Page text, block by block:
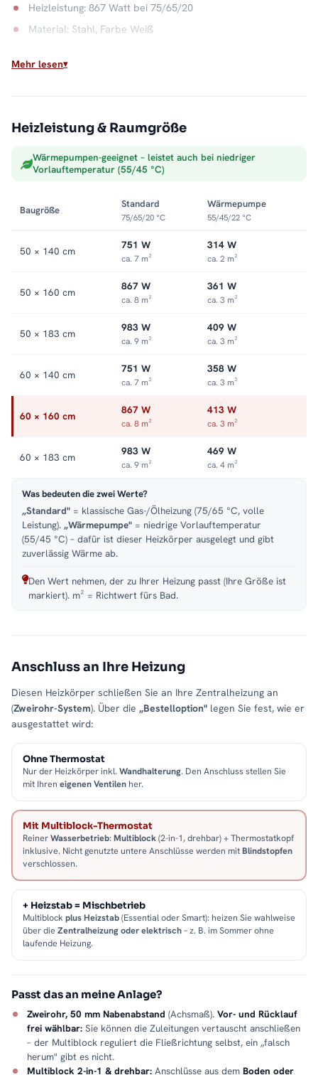
Heizleistung: 867 Watt bei 75/65/20
Material: Stahl, Farbe Weiß
Max. Betriebsdruck: 5 bar
Sauber ins Heizsystem integriert
der Zentralheizung und wandelt deren Wärme in trockene,
Auflegen leicht, die Optik bleibt aufgeräumt. Alle Größen und
Ausführungen finden Sie in der Kategorie
Handtuchheizkörper
Mehr lesen
Heizleistung & Raumgröße
Wärmepumpen-geeignet – leistet auch bei niedriger
Vorlauftemperatur (55/45 °C)
Baugröße
Standard
75/65/20 °C
Wärmepumpe
55/45/22 °C
50 × 140 cm 751 W
ca. 7 m²
314 W
ca. 2 m²
50 × 160 cm 867 W
ca. 8 m²
361 W
ca. 3 m²
50 × 183 cm 983 W
ca. 9 m²
409 W
ca. 3 m²
60 × 140 cm 751 W
ca. 7 m²
358 W
ca. 3 m²
60 × 160 cm 867 W
ca. 8 m²
413 W
ca. 3 m²
60 × 183 cm 983 W
ca. 9 m²
469 W
ca. 4 m²
Was bedeuten die zwei Werte?
„Standard" = klassische Gas-/Ölheizung (75/65 °C, volle
Leistung). „Wärmepumpe" = niedrige Vorlauftemperatur
(55/45 °C) – dafür ist dieser Heizkörper ausgelegt und gibt
zuverlässig Wärme ab.
Den Wert nehmen, der zu Ihrer Heizung passt (Ihre Größe ist
markiert). m² = Richtwert fürs Bad.
Anschluss an Ihre Heizung
Diesen Heizkörper schließen Sie an Ihre Zentralheizung an
(Zweirohr-System). Über die „Bestelloption" legen Sie fest, wie er
ausgestattet wird:
Ohne Thermostat
Nur der Heizkörper inkl. Wandhalterung. Den Anschluss stellen Sie
mit Ihren eigenen Ventilen her.
Mit Multiblock-Thermostat
ReinerWasserbetrieb: Multiblock(2-in-1, drehbar) + Thermostatkopf
inklusive. Nicht genutzte untere Anschlüsse werden mitBlindstopfen
verschlossen.
+ Heizstab = Mischbetrieb
Multiblock plus Heizstab(Essential oder Smart): heizen Sie wahlweise
über die Zentralheizung oder elektrisch– z. B. im Sommer ohne
laufende Heizung.
Passt das an meine Anlage?
Zweirohr, 50 mm Nabenabstand (Achsmaß). Vor- und Rücklauf
frei wählbar: Sie können die Zuleitungen vertauscht anschließen
– der Multiblock reguliert die Fließrichtung selbst, ein „falsch
herum" gibt es nicht.
Multiblock 2-in-1 & drehbar: Anschlüsse aus dem Boden oder